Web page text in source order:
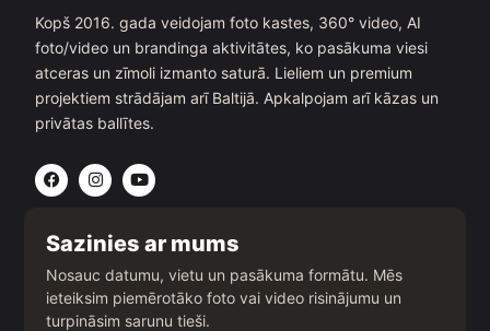
Kopš 2016. gada veidojam foto kastes, 360° video, AI
foto/video un brandinga aktivitātes, ko pasākuma viesi
atceras un zīmoli izmanto saturā. Lieliem un premium
projektiem strādājam arī Baltijā. Apkalpojam arī kāzas un
privātas ballītes.
F
a
c
b
o
o
k
I
n
s
a
g
r
a
m
Y
o
u
u
b
e
Sazinies ar mums
Nosauc datumu, vietu un pasākuma formātu. Mēs
ieteiksim piemērotāko foto vai video risinājumu un
turpināsim sarunu tieši.